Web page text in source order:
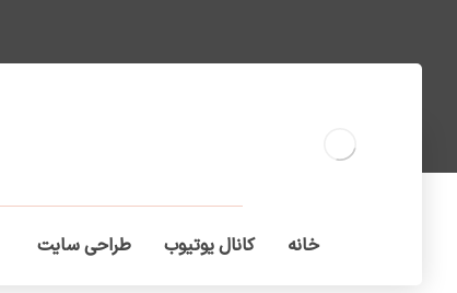
خانه کانال یوتیوب طراحی سایت